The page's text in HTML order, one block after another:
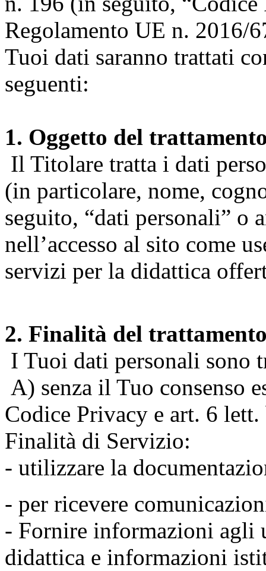
Regolamento UE n. 2016/
Tuoi dati saranno trattati
seguenti:
1. Oggetto del
Il Titolare tratta i dati
(in particolare, nome,
seguito, “dati personali” o
nell’accesso al sito come
servizi per la didattica
2. Finalità del
I Tuoi dati personali sono
A) senza il Tuo consenso
Codice Privacy e art. 6
Finalità di Servizio:
- utilizzare la
- per ricevere
- Fornire informazioni agli
didattica e informazioni